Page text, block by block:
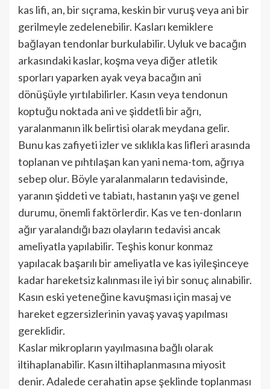
kas lifi, an, bir sıçrama, keskin bir vuruş veya ani bir
gerilmeyle zedelenebilir. Kasları kemikle­re
bağlayan tendonlar burkulabilir. Uyluk ve bacağın
arkasındaki kaslar, koşma ve­ya diğer atletik
sporları yaparken ayak veya bacağın ani
dönüşüyle yırtılabilirler. Kasın veya tendonun
koptuğu noktada ani ve şiddetli bir ağrı,
yaralanmanın ilk belirtisi olarak meydana gelir.
Bunu kas zafiyeti izler ve sıklıkla kas lifleri arasın­da
toplanan ve pıhtılaşan kan yani nema-tom, ağrıya
sebep olur. Böyle yaralanmaların tedavisinde,
yaranın şiddeti ve tabiatı, hastanın yaşı ve genel
durumu, önemli faktörlerdir. Kas ve ten-donların
ağır yaralandığı bazı olayların te­davisi ancak
ameliyatla yapılabilir. Teşhis konur konmaz
yapılacak başarılı bir ame­liyatla ve kas iyileşinceye
kadar hareket­siz kalınması ile iyi bir sonuç alınabilir.
Kasın eski yeteneğine kavuşması için ma­saj ve
hareket egzersizlerinin yavaş ya­vaş yapılması
gereklidir.
Kaslar mikropların yayılmasına bağlı ola­rak
iltihaplanabilir. Kasın iltihaplanmasına miyosit
denir. Adalede cerahatin apse şeklinde toplanması